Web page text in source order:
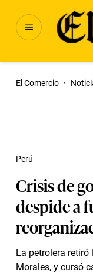
El Comercio ·
Crisis de
despide a
La petrolera
Morales, y cursó
Perú